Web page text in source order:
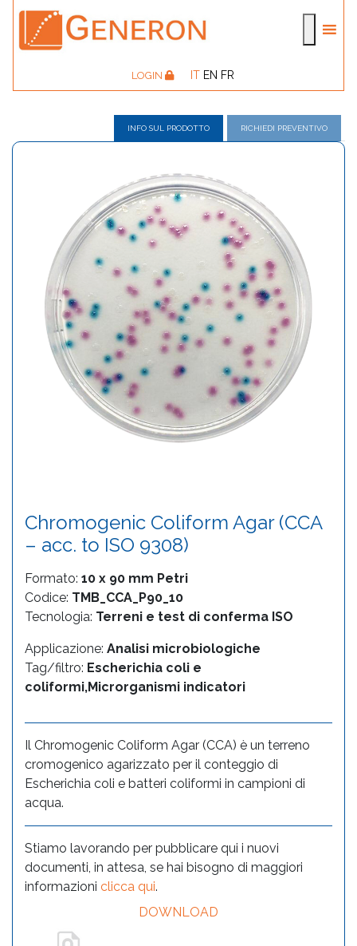
LOGIN IT EN FR
INFO SUL PRODOTTO RICHIEDI PREVENTIVO
Chromogenic Coliform Agar (CCA
– acc. to ISO 9308)
Formato: 10 x 90 mm Petri
Codice: TMB_CCA_P90_10
Tecnologia: Terreni e test di conferma ISO
Applicazione: Analisi microbiologiche
Tag/filtro: Escherichia coli e
coliformi,Microrganismi indicatori
Il Chromogenic Coliform Agar (CCA) è un terreno
cromogenico agarizzato per il conteggio di
Escherichia coli e batteri coliformi in campioni di
acqua.
Stiamo lavorando per pubblicare qui i nuovi
documenti, in attesa, se hai bisogno di maggiori
informazioni clicca qui.
DOWNLOAD